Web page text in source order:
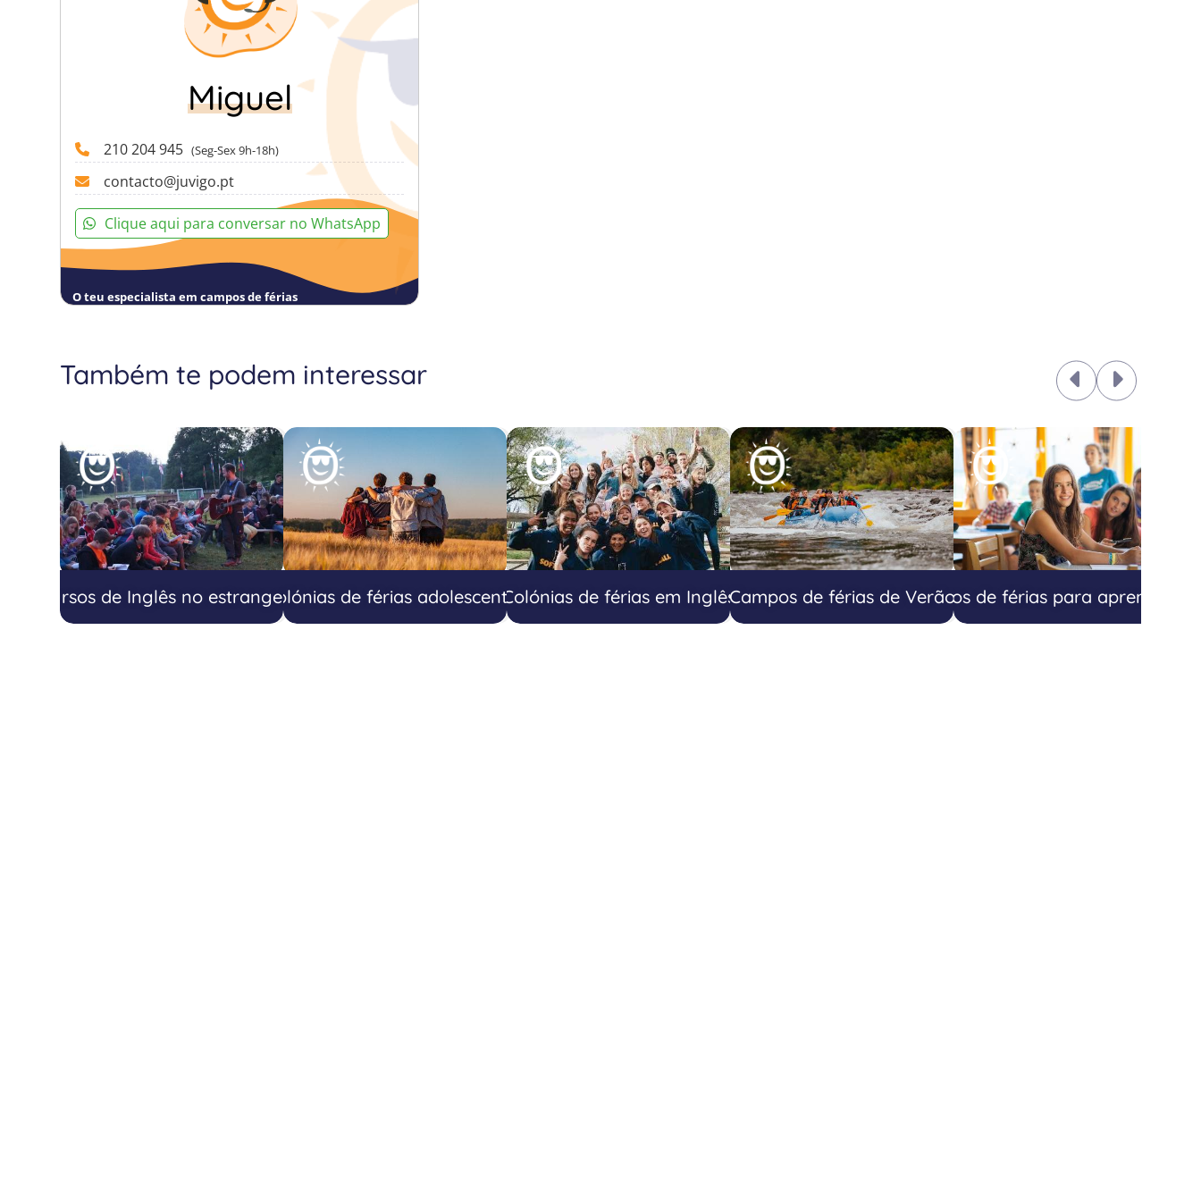
Plano de atividades da 1ª semana
Miguel
210 204 945 (Seg-Sex 9h-18h)
contacto@juvigo.pt
Clique aqui para conversar no WhatsApp
O teu especialista em campos de férias
Também te podem interessar
Cursos de Inglês no estrangeiroColónias de férias adolescentesColónias de férias em InglêsCampos de férias de VerãoCampos de férias para aprender